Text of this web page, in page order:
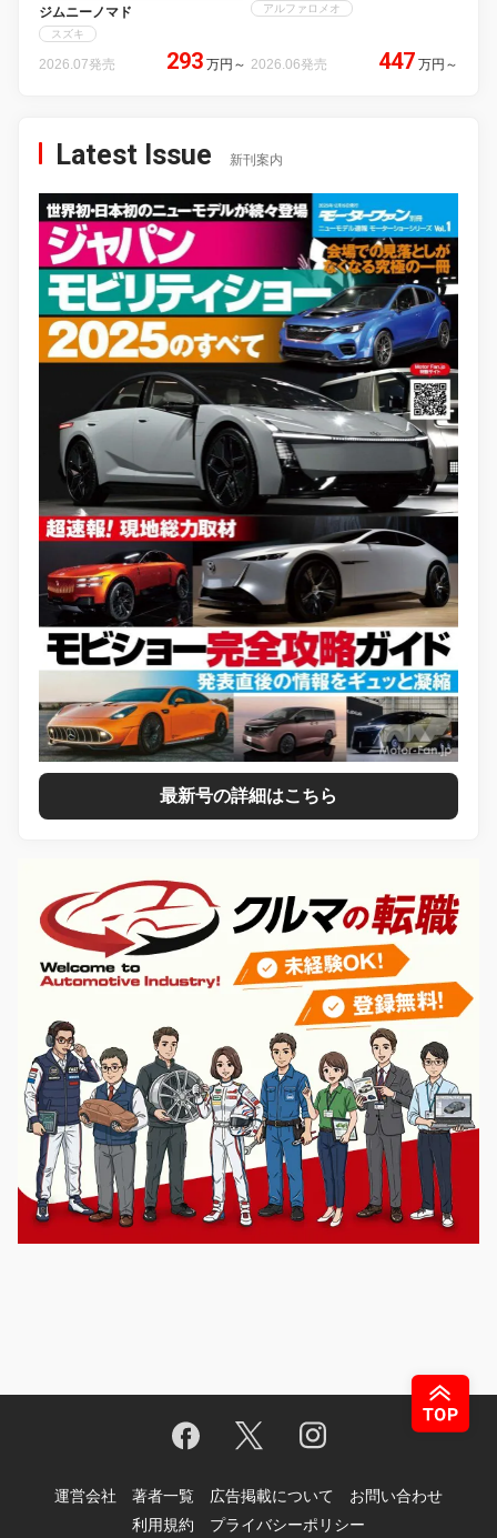
ジムニーノマド
スズキ
2026.07発売 293 万円 ～
アルファロメオ
2026.06発売 447 万円 ～
Latest Issue 新刊案内
最新号の詳細はこちら
運営会社 著者一覧 広告掲載について
お問い合わせ
利用規約
プライバシーポリシー